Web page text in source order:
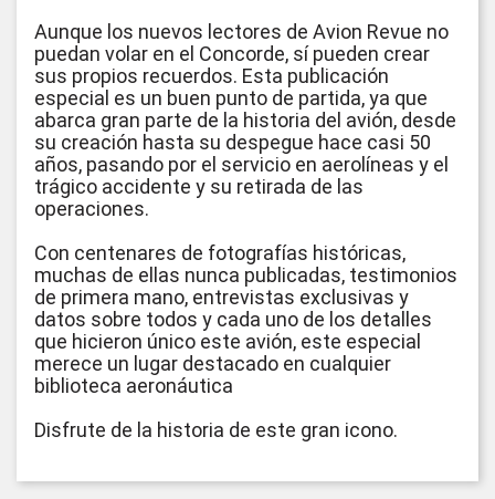
Aunque los nuevos lectores de Avion Revue no
puedan volar en el Concorde, sí pueden crear
sus propios recuerdos. Esta publicación
especial es un buen punto de partida, ya que
abarca gran parte de la historia del avión, desde
su creación hasta su despegue hace casi 50
años, pasando por el servicio en aerolíneas y el
trágico accidente y su retirada de las
operaciones.
Con centenares de fotografías históricas,
muchas de ellas nunca publicadas, testimonios
de primera mano, entrevistas exclusivas y
datos sobre todos y cada uno de los detalles
que hicieron único este avión, este especial
merece un lugar destacado en cualquier
biblioteca aeronáutica
Disfrute de la historia de este gran icono.